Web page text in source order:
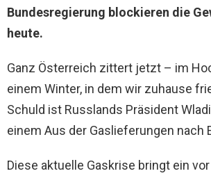
Bundesregierung blockieren die
heute.
Ganz Österreich zittert jetzt – im
einem Winter, in dem wir zuhause
Schuld ist Russlands Präsident
einem Aus der Gaslieferungen nach
Diese aktuelle Gaskrise bringt ein